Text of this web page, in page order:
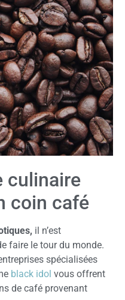
culinaire
coin café
il n’est
faire le tour du monde.
spécialisées
black idol vous offrent
de café provenant